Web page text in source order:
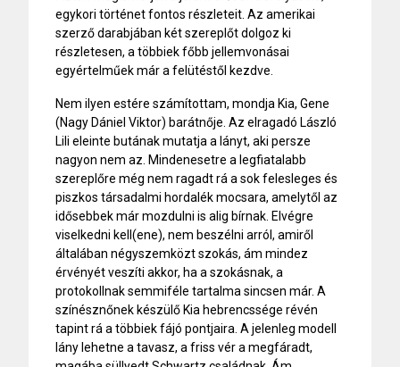
egykori történet fontos részleteit. Az amerikai
szerző darabjában két szereplőt dolgoz ki
részletesen, a többiek főbb jellemvonásai
egyértelműek már a felütéstől kezdve.
Nem ilyen estére számítottam, mondja Kia, Gene
(Nagy Dániel Viktor) barátnője. Az elragadó László
Lili eleinte butának mutatja a lányt, aki persze
nagyon nem az. Mindenesetre a legfiatalabb
szereplőre még nem ragadt rá a sok felesleges és
piszkos társadalmi hordalék mocsara, amelytől az
idősebbek már mozdulni is alig bírnak. Elvégre
viselkedni kell(ene), nem beszélni arról, amiről
általában négyszemközt szokás, ám mindez
érvényét veszíti akkor, ha a szokásnak, a
protokollnak semmiféle tartalma sincsen már. A
színésznőnek készülő Kia hebrencssége révén
tapint rá a többiek fájó pontjaira. A jelenleg modell
lány lehetne a tavasz, a friss vér a megfáradt,